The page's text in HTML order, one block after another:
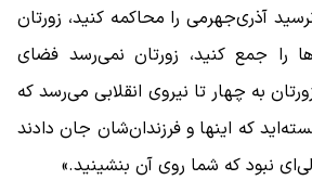
آذری‌جهرمی را محاکمه کنید، زورتان
را جمع کنید، زورتان نمی‌رسد فضای
به چهار تا نیروی انقلابی می‌رسد که
که اینها و فرزندان‌شان جان دادند
نبود که شما روی آن بنشینید.»